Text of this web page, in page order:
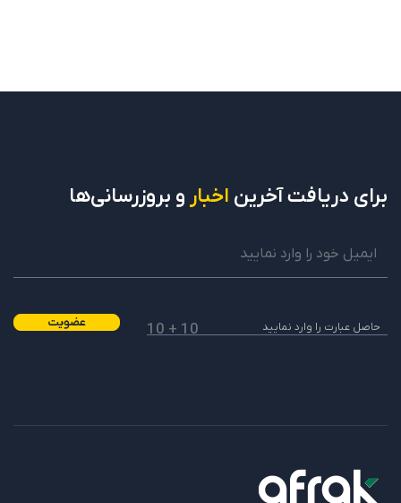
برای دریافتآخرین اخبار و بروزرسانی‌ها
10 + 10 عضویت